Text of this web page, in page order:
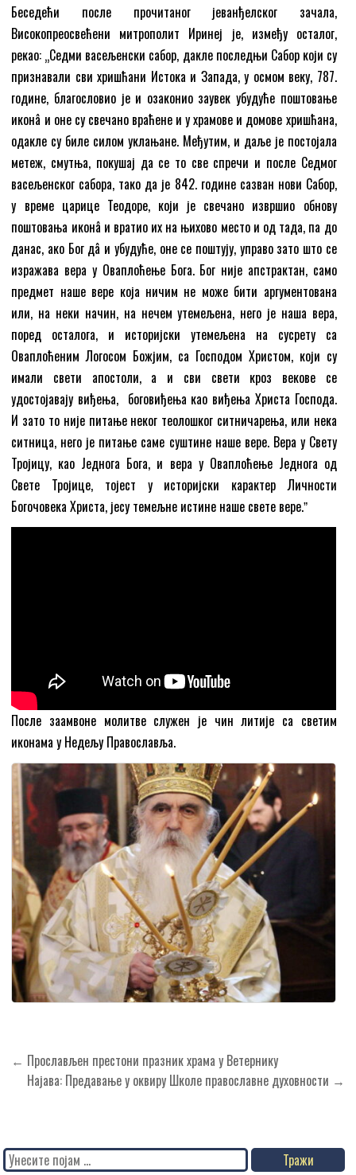
Беседећи после прочитаног јеванђелског зачала,
Високопреосвећени митрополит Иринеј је, између осталог,
рекао: „Седми васељенски сабор, дакле последњи Сабор који су
признавали сви хришћани Истока и Запада, у осмом веку, 787.
године, благословио је и озаконио заувек убудуће поштовање
иконâ и оне су свечано враћене и у храмове и домове хришћана,
одакле су биле силом уклањане. Међутим, и даље је постојала
метеж, смутња, покушај да се то све спречи и после Седмог
васељенског сабора, тако да је 842. године сазван нови Сабор,
у време царице Теодоре, који је свечано извршио обнову
поштовања иконâ и вратио их на њихово место и од тада, па до
данас, ако Бог дâ и убудуће, оне се поштују, управо зато што се
изражава вера у Оваплоћење Бога. Бог није апстрактан, само
предмет наше вере која ничим не може бити аргументована
или, на неки начин, на нечем утемељена, него је наша вера,
поред осталога, и историјски утемељена на сусрету са
Оваплоћеним Логосом Божјим, са Господом Христом, који су
имали свети апостоли, а и сви свети кроз векове се
удостојавају виђења, боговиђења као виђења Христа Господа.
И зато то није питање неког теолошког ситничарења, или нека
ситница, него је питање саме суштине наше вере. Вера у Свету
Тројицу, као Једнога Бога, и вера у Оваплоћење Једнога од
Свете Тројице, тојест у историјски карактер Личности
Богочовека Христа, јесу темељне истине наше свете вере.ˮ
После заамвоне молитве служен је чин литије са светим
иконама у Недељу Православља.
Кретање
чланка
← Прослављен престони празник храма у Ветернику
Најава: Предавање у оквиру Школе православне духовности →
Search